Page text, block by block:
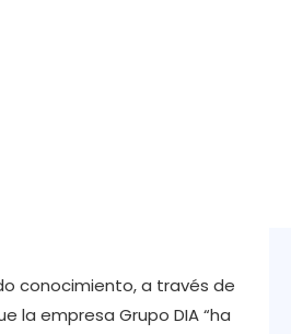
conocimiento, a través de
la empresa Grupo DIA “ha